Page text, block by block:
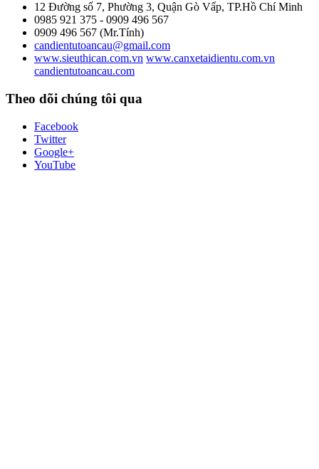
12 Đường số 7, Phường 3, Quận Gò Vấp, TP.Hồ Chí Minh
0985 921 375 - 0909 496 567
0909 496 567 (Mr.Tính)
candientutoancau@gmail.com
www.sieuthican.com.vn www.canxetaidientu.com.vn
candientutoancau.com
Theo dõi chúng tôi qua
Facebook
Twitter
Google+
YouTube